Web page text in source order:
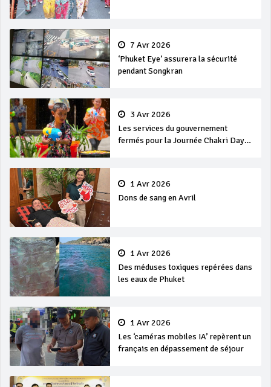
7 Avr 2026
‘Phuket Eye’ assurera la sécurité
pendant Songkran
3 Avr 2026
Les services du gouvernement
fermés pour la Journée Chakri Day
1 Avr 2026
Dons de sang en Avril
1 Avr 2026
Des méduses toxiques repérées dans
les eaux de Phuket
1 Avr 2026
Les ‘caméras mobiles IA’ repèrent un
français en dépassement de séjour